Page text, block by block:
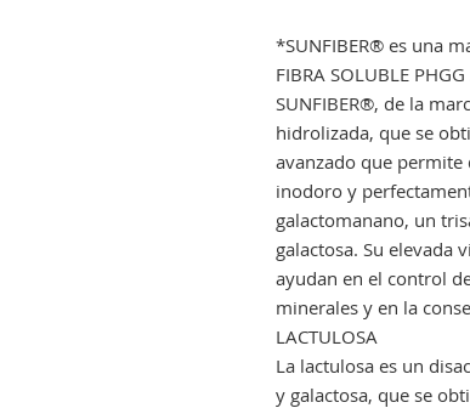
*SUNFIBER® es una
FIBRA SOLUBLE
SUNFIBER®, de la
hidrolizada, que se
avanzado que
inodoro y
galactomanano, un
galactosa. Su elevada
ayudan en el control
minerales y en la
LACTULOSA
La lactulosa es un
y galactosa, que se